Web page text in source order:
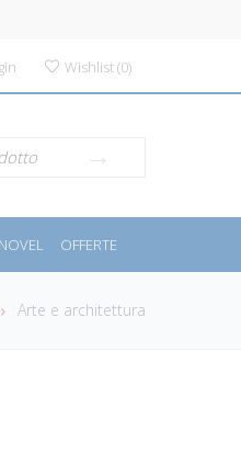
Wishlist(0)
OFFERTE
Arte e architettura